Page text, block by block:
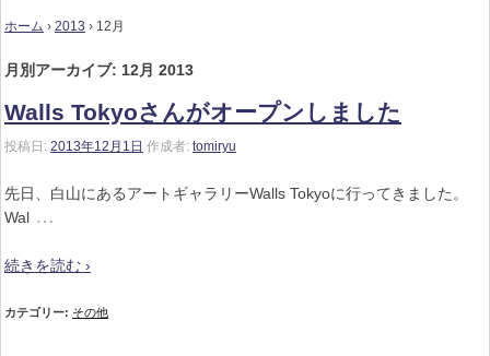
ホーム › 2013 › 12月
月別アーカイブ: 12月 2013
Walls Tokyoさんがオープンしました
投稿日: 2013年12月1日 作成者: tomiryu
先日、白山にあるアートギャラリーWalls Tokyoに行ってきました。
Wal …
続きを読む ›
カテゴリー: その他